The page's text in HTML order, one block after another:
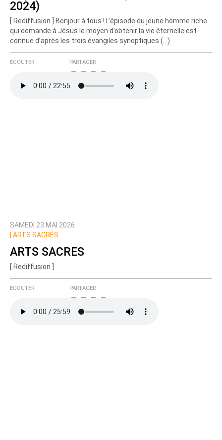
Courriel (non publié)
Ajoutez votre commentaire ici
Texte de votre message
Prévenez-moi de tous les nouveaux commentaires
2024)
[ Rediffusion ] Bonjour à tous ! L’épisode du jeune homme riche
qui demande à Jésus le moyen d’obtenir la vie éternelle est
connue d’après les trois évangiles synoptiques (…)
ÉCOUTER PARTAGER
SAMEDI 23 MAI 2026
ARTS SACRÉS
ARTS SACRES
[ Rediffusion ]
ÉCOUTER PARTAGER